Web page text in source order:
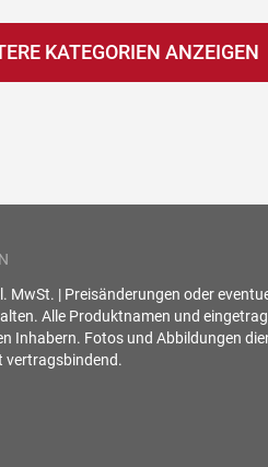
KATEGORIEN ANZEIGEN
MwSt. | Preisänderungen oder
Alle Produktnamen und
Inhabern. Fotos und Abbildungen
vertragsbindend.